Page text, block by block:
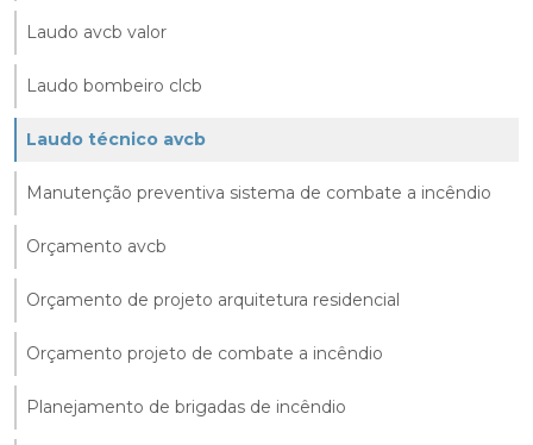
Laudo avcb valor
Laudo bombeiro clcb
Laudo técnico avcb
Manutenção preventiva sistema de combate a incêndio
Orçamento avcb
Orçamento de projeto arquitetura residencial
Orçamento projeto de combate a incêndio
Planejamento de brigadas de incêndio